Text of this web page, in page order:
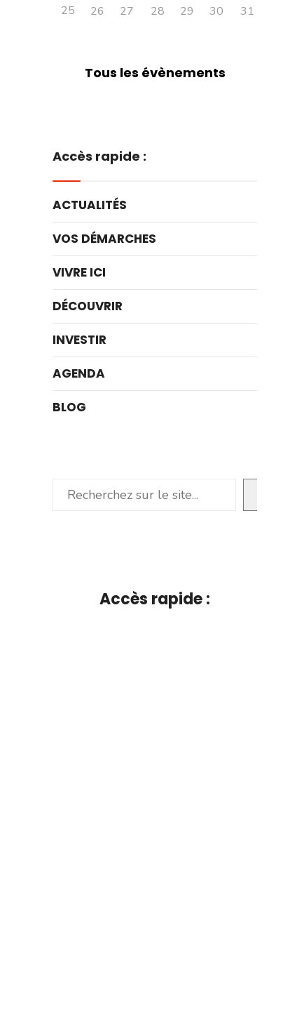
25
26 27 28 29 30 31
Tous les évènements
Accès rapide :
ACTUALITÉS
VOS DÉMARCHES
VIVRE ICI
DÉCOUVRIR
INVESTIR
AGENDA
BLOG
Rechercher
Accès rapide :